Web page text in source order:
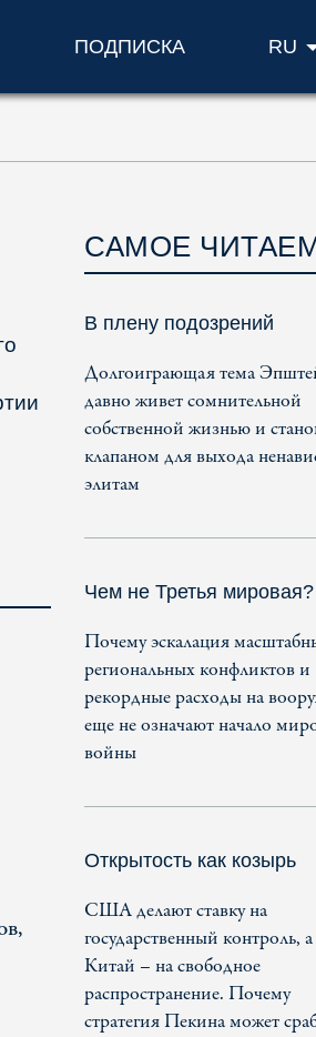
ПОДПИСКА RU
САМОЕ
В плену подозрений
Долгоиграющая тема
давно живет сомнительной
собственной жизнью и
клапаном для выхода
элитам
Чем не Третья мировая?
Почему эскалация
региональных конфликтов и
рекордные расходы на
еще не означают начало
войны
Открытость как козырь
США делают ставку на
государственный контроль, а
Китай – на свободное
распространение. Почему
стратегия Пекина может